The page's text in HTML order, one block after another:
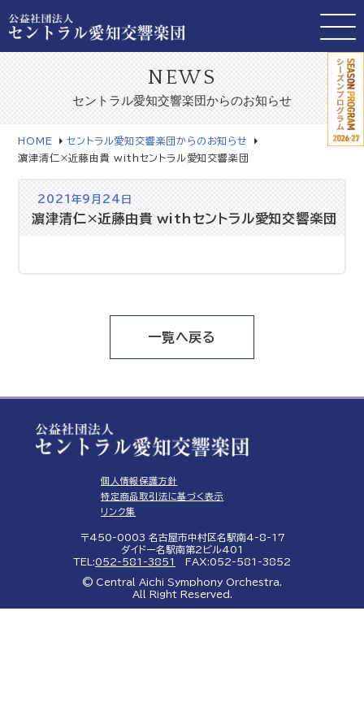
NEWS
セントラル愛知交響楽団からのお知らせ
HOME
セントラル愛知交響楽団からのお知らせ
濵津清仁×近藤由貴 withセントラル愛知交響楽団
2021年9月24日
濵津清仁×近藤由貴 withセントラル愛知交響楽団
一覧へ戻る
個人情報保護方針
特定商品取引法に基づく表示
リンク集
〒450-0003 名古屋市中村区名駅南4-8-17
ダイドー名駅南第2ビル401
TEL:052-581-3851 FAX:052-581-3852
© Central Aichi Symphony Orchestra.
All Right Reserved.